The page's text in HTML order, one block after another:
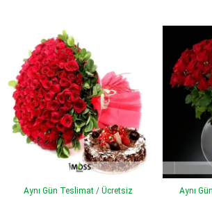
Aynı Gün Teslimat / Ücretsiz
Aynı